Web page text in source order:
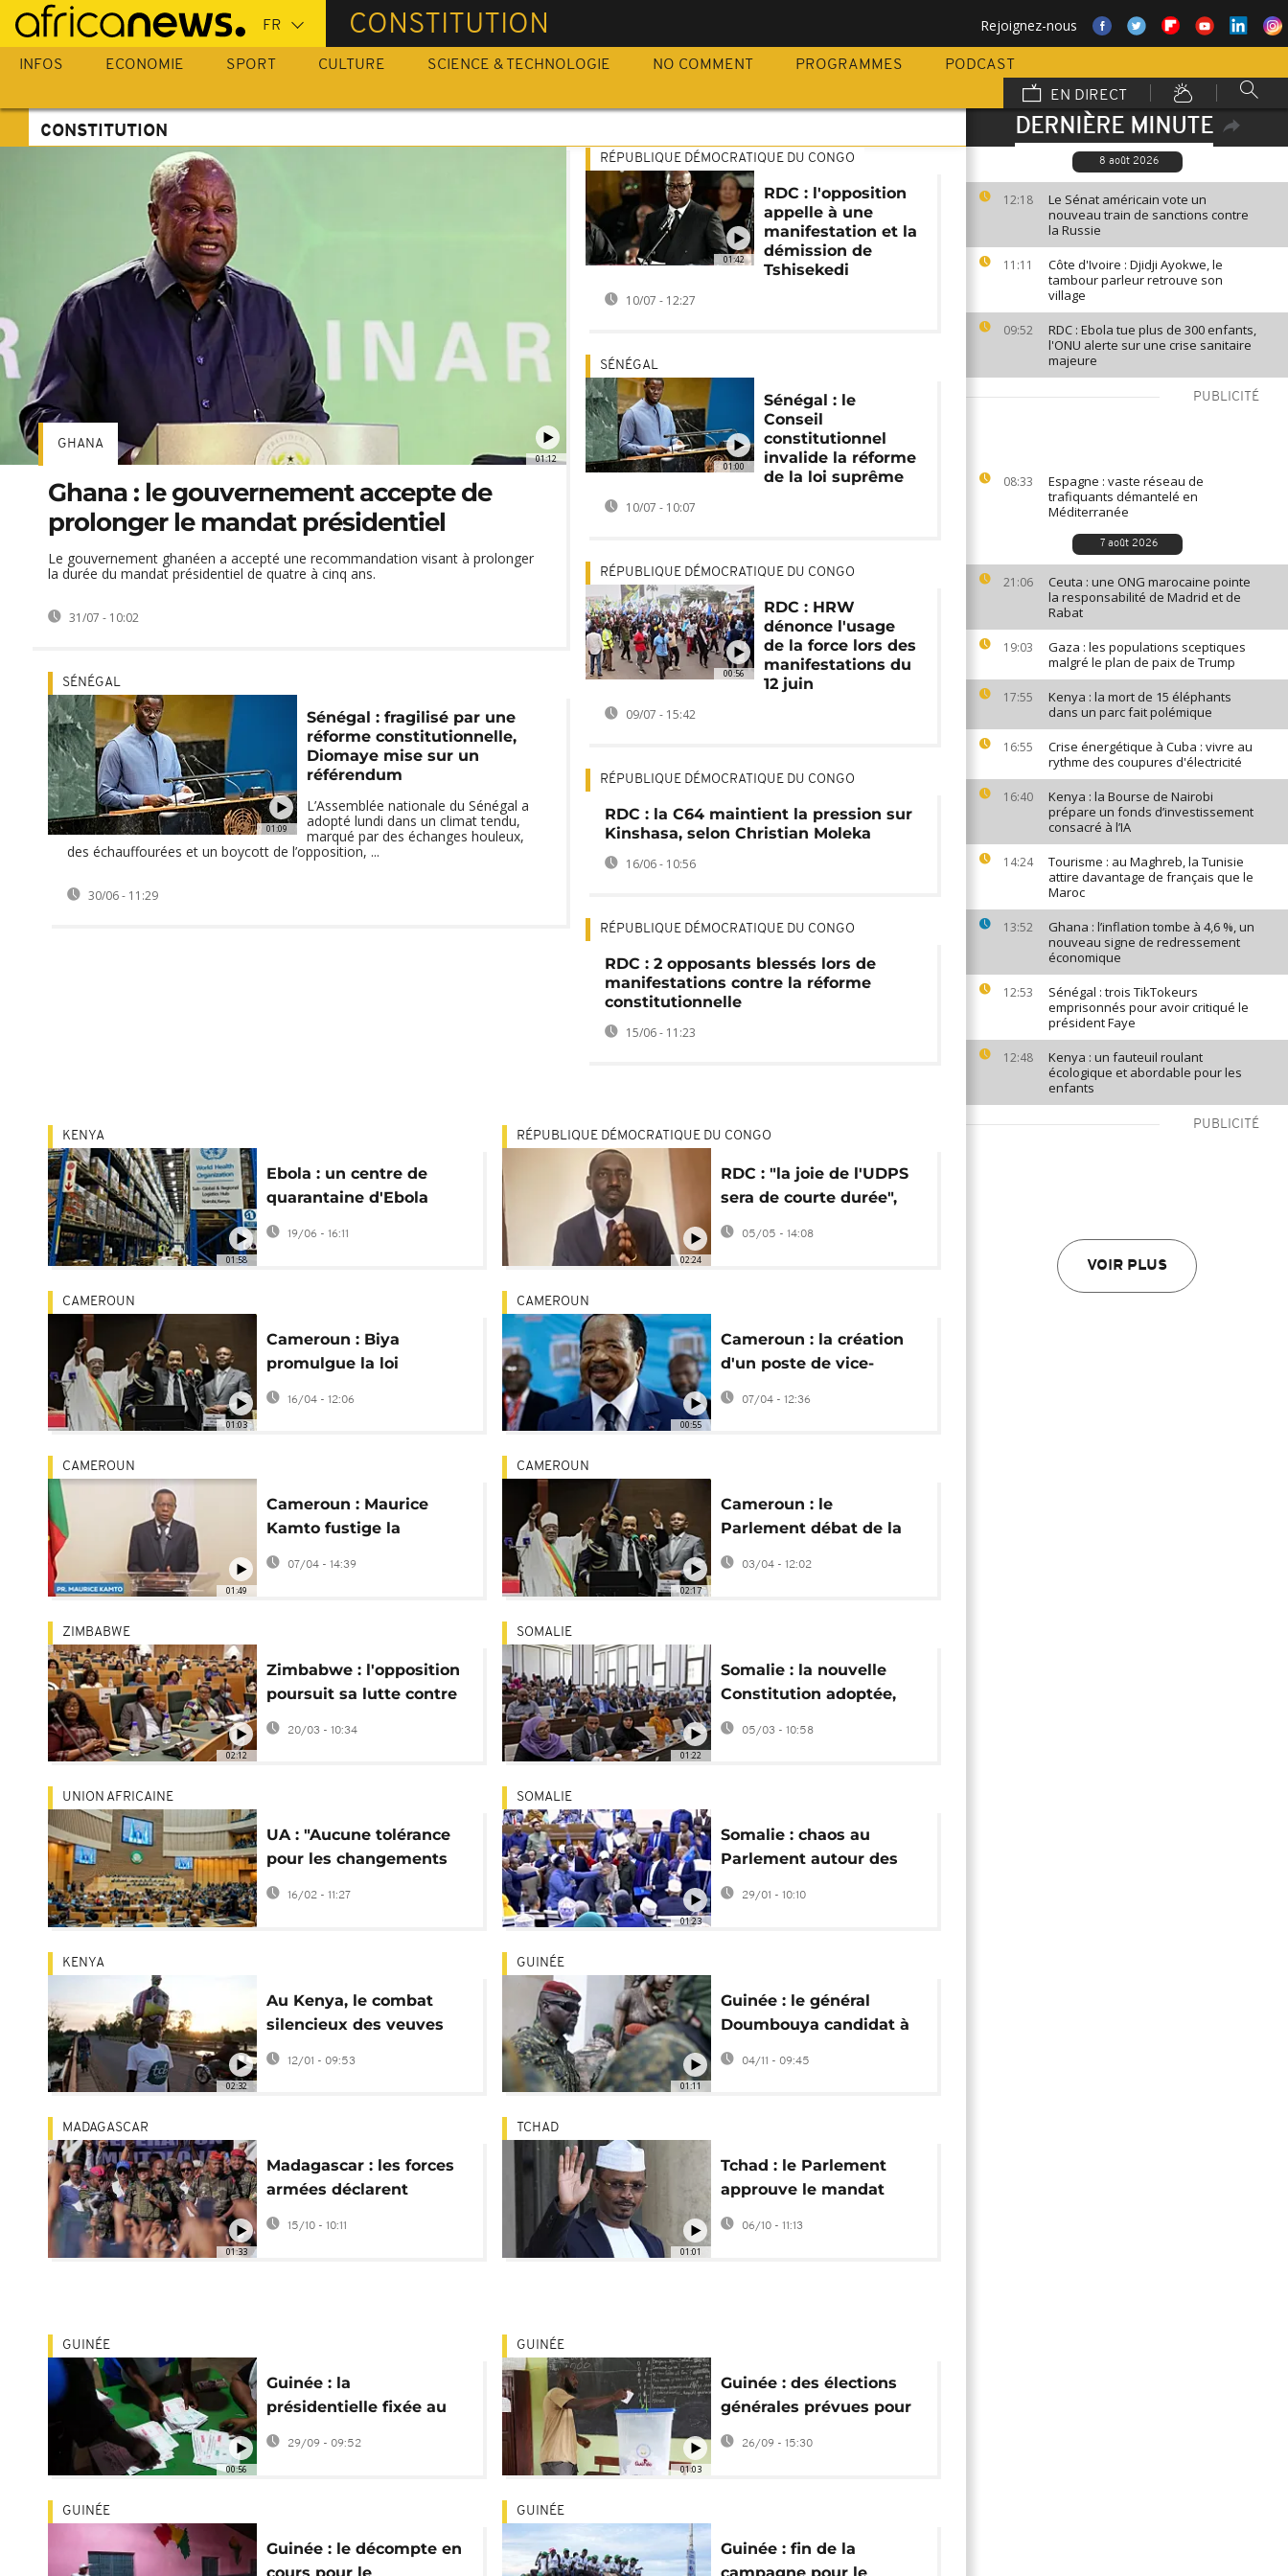
Passer
au
contenu
CONSTITUTION Rejoignez-nous
INFOS ECONOMIE SPORT CULTURE SCIENCE & TECHNOLOGIE NO COMMENT PROGRAMMES
PODCAST
EN DIRECT
DERNIÈRE MINUTE
8 août 2026
12:18
Le Sénat américain vote un
nouveau train de sanctions contre
la Russie
11:11
Côte d'Ivoire : Djidji Ayokwe, le
tambour parleur retrouve son
village
09:52
RDC : Ebola tue plus de 300 enfants,
l'ONU alerte sur une crise sanitaire
majeure
PUBLICITÉ
08:33
Espagne : vaste réseau de
trafiquants démantelé en
Méditerranée
7 août 2026
21:06
Ceuta : une ONG marocaine pointe
la responsabilité de Madrid et de
Rabat
19:03
Gaza : les populations sceptiques
malgré le plan de paix de Trump
17:55
Kenya : la mort de 15 éléphants
dans un parc fait polémique
16:55
Crise énergétique à Cuba : vivre au
rythme des coupures d'électricité
16:40
Kenya : la Bourse de Nairobi
prépare un fonds d’investissement
consacré à l’IA
14:24
Tourisme : au Maghreb, la Tunisie
attire davantage de français que le
Maroc
13:52
Ghana : l’inflation tombe à 4,6 %, un
nouveau signe de redressement
économique
12:53
Sénégal : trois TikTokeurs
emprisonnés pour avoir critiqué le
président Faye
12:48
Kenya : un fauteuil roulant
écologique et abordable pour les
enfants
PUBLICITÉ
VOIR PLUS
CONSTITUTION
01:12
GHANA
Ghana : le gouvernement accepte de
prolonger le mandat présidentiel
Le gouvernement ghanéen a accepté une recommandation visant à prolonger
la durée du mandat présidentiel de quatre à cinq ans.
31/07 - 10:02
01:09
SÉNÉGAL
Sénégal : fragilisé par une
réforme constitutionnelle,
Diomaye mise sur un
référendum
L’Assemblée nationale du Sénégal a
adopté lundi dans un climat tendu,
marqué par des échanges houleux,
des échauffourées et un boycott de l’opposition, ...
30/06 - 11:29
01:42
RÉPUBLIQUE DÉMOCRATIQUE DU CONGO
RDC : l'opposition
appelle à une
manifestation et la
démission de
Tshisekedi
10/07 - 12:27
01:00
SÉNÉGAL
Sénégal : le
Conseil
constitutionnel
invalide la réforme
de la loi suprême
10/07 - 10:07
00:56
RÉPUBLIQUE DÉMOCRATIQUE DU CONGO
RDC : HRW
dénonce l'usage
de la force lors des
manifestations du
12 juin
09/07 - 15:42
RÉPUBLIQUE DÉMOCRATIQUE DU CONGO
RDC : la C64 maintient la pression sur
Kinshasa, selon Christian Moleka
16/06 - 10:56
RÉPUBLIQUE DÉMOCRATIQUE DU CONGO
RDC : 2 opposants blessés lors de
manifestations contre la réforme
constitutionnelle
15/06 - 11:23
01:58
KENYA
Ebola : un centre de
quarantaine d'Ebola
destiné aux Américains
fait débat
19/06 - 16:11
02:24
RÉPUBLIQUE DÉMOCRATIQUE DU CONGO
RDC : "la joie de l'UDPS
sera de courte durée",
affirme Prince Epenge
05/05 - 14:08
01:03
CAMEROUN
Cameroun : Biya
promulgue la loi
rétablissant le poste de
vice-président
16/04 - 12:06
00:55
CAMEROUN
Cameroun : la création
d'un poste de vice-
président adoptée au
Parlement
07/04 - 12:36
01:49
CAMEROUN
Cameroun : Maurice
Kamto fustige la
création du poste de
vice-président
07/04 - 14:39
02:17
CAMEROUN
Cameroun : le
Parlement débat de la
création d'un poste de
vice-président
03/04 - 12:02
02:12
ZIMBABWE
Zimbabwe : l'opposition
poursuit sa lutte contre
une réforme
constitutionnelle
20/03 - 10:34
01:22
SOMALIE
Somalie : la nouvelle
Constitution adoptée,
les députés élus au
suffrage universel
05/03 - 10:58
UNION AFRICAINE
UA : "Aucune tolérance
pour les changements
de pouvoir
16/02 - 11:27
01:23
SOMALIE
Somalie : chaos au
Parlement autour des
amendements
29/01 - 10:10
02:32
KENYA
Au Kenya, le combat
silencieux des veuves
dépouillées de leurs
droits
12/01 - 09:53
01:11
GUINÉE
Guinée : le général
Doumbouya candidat à
l'élection présidentielle
04/11 - 09:45
01:33
MADAGASCAR
Madagascar : les forces
armées déclarent
prendre le pouvoir
15/10 - 10:11
01:01
TCHAD
Tchad : le Parlement
approuve le mandat
présidentiel
06/10 - 11:13
00:56
GUINÉE
Guinée : la
présidentielle fixée au
28 décembre,
Doumbouya éligible
29/09 - 09:52
01:03
GUINÉE
Guinée : des élections
générales prévues pour
fin 2025
26/09 - 15:30
GUINÉE
Guinée : le décompte en
cours pour le
GUINÉE
Guinée : fin de la
campagne pour le